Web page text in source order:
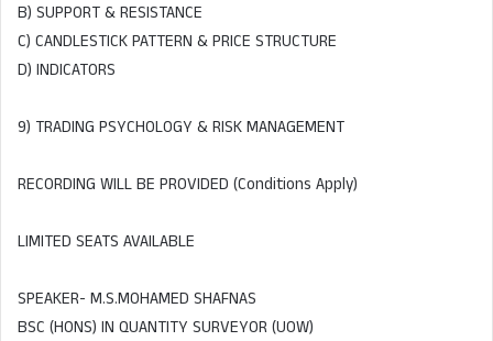
B) SUPPORT & RESISTANCE
C) CANDLESTICK PATTERN & PRICE STRUCTURE
D) INDICATORS
9) TRADING PSYCHOLOGY & RISK MANAGEMENT
RECORDING WILL BE PROVIDED (Conditions Apply)
LIMITED SEATS AVAILABLE
SPEAKER- M.S.MOHAMED SHAFNAS
BSC (HONS) IN QUANTITY SURVEYOR (UOW)